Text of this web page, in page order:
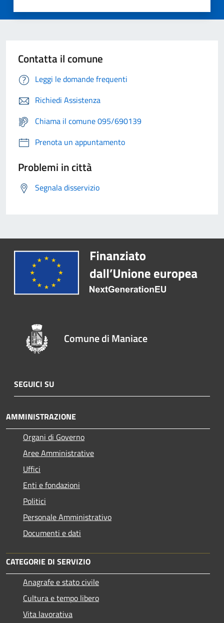
Contatta il comune
Leggi le domande frequenti
Richiedi Assistenza
Chiama il comune 095/690139
Prenota un appuntamento
Problemi in città
Segnala disservizio
Comune di Maniace
SEGUICI SU
AMMINISTRAZIONE
Organi di Governo
Aree Amministrative
Uffici
Enti e fondazioni
Politici
Personale Amministrativo
Documenti e dati
CATEGORIE DI SERVIZIO
Anagrafe e stato civile
Cultura e tempo libero
Vita lavorativa